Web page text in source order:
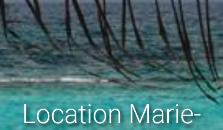
Location Marie-